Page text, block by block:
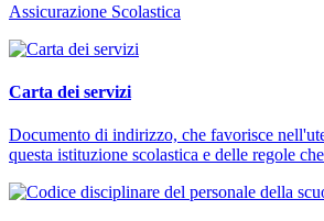
Assicurazione Scolastica
Carta dei servizi
Documento di indirizzo, che favorisce
questa istituzione scolastica e delle regole